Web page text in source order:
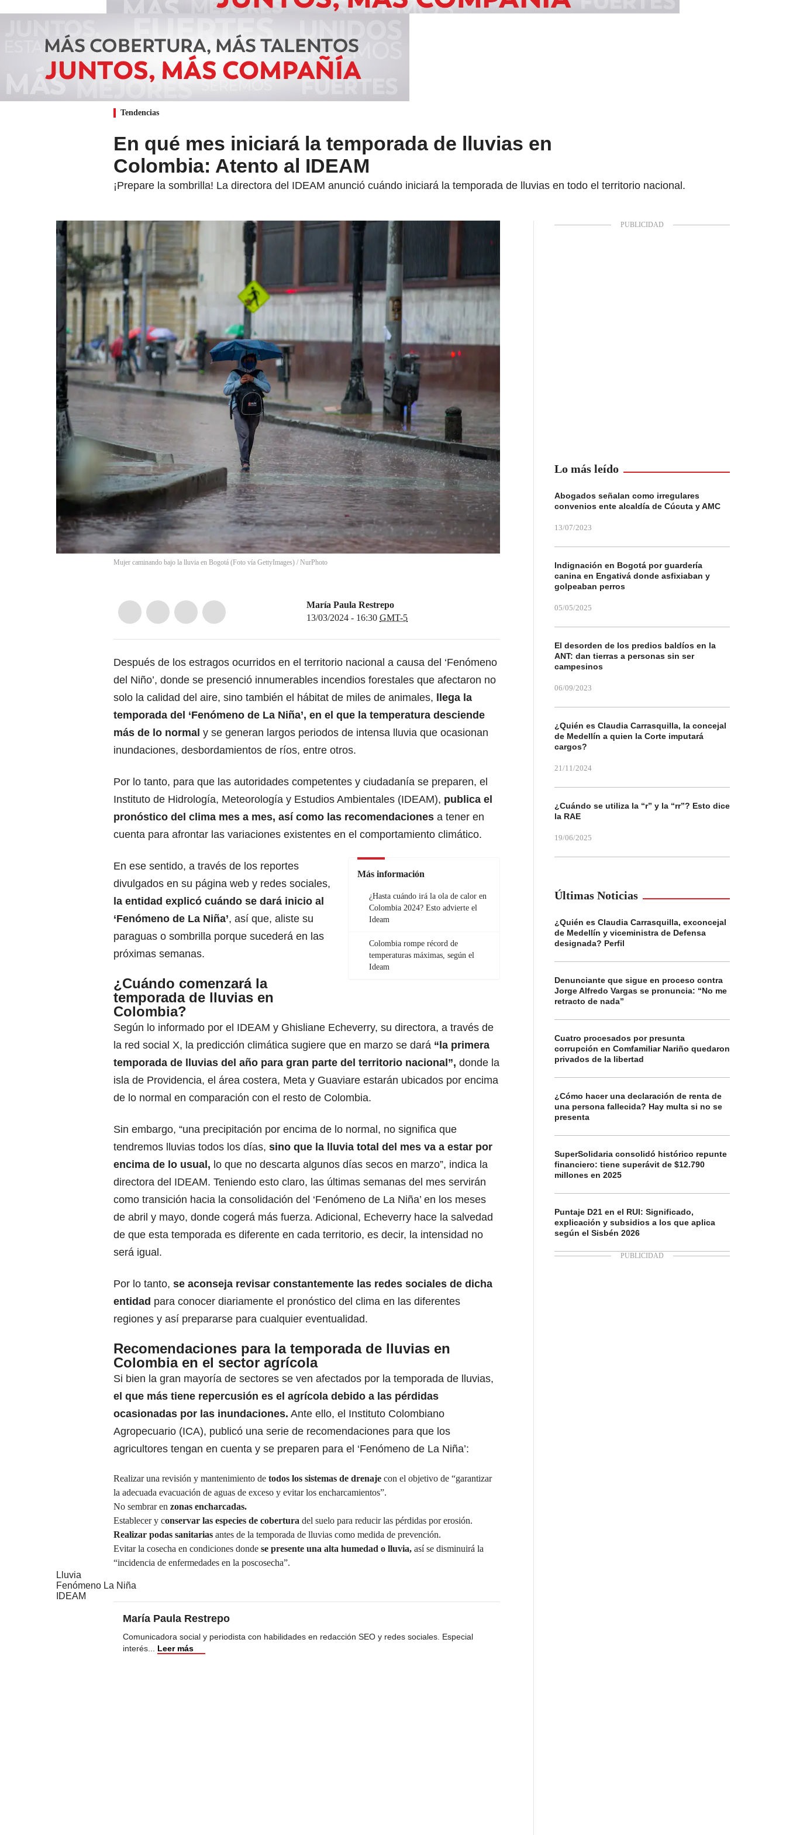
Tendencias
En qué mes iniciará la temporada de lluvias en
Colombia: Atento al IDEAM
¡Prepare la sombrilla! La directora del IDEAM anunció cuándo iniciará la temporada de lluvias en todo el territorio nacional.
Mujer caminando bajo la lluvia en Bogotá (Foto vía GettyImages) / NurPhoto
María Paula Restrepo
13/03/2024 - 16:30 GMT-5
Después de los estragos ocurridos en el territorio nacional a causa del ‘Fenómeno
del Niño’, donde se presenció innumerables incendios forestales que afectaron no
solo la calidad del aire, sino también el hábitat de miles de animales, llega la
temporada del ‘Fenómeno de La Niña’, en el que la temperatura desciende
más de lo normal y se generan largos periodos de intensa lluvia que ocasionan
inundaciones, desbordamientos de ríos, entre otros.
Por lo tanto, para que las autoridades competentes y ciudadanía se preparen, el
Instituto de Hidrología, Meteorología y Estudios Ambientales (IDEAM), publica el
pronóstico del clima mes a mes, así como las recomendaciones a tener en
cuenta para afrontar las variaciones existentes en el comportamiento climático.
Más información
¿Hasta cuándo irá la ola de calor en
Colombia 2024? Esto advierte el
Ideam
Colombia rompe récord de
temperaturas máximas, según el
Ideam
En ese sentido, a través de los reportes
divulgados en su página web y redes sociales,
la entidad explicó cuándo se dará inicio al
‘Fenómeno de La Niña’, así que, aliste su
paraguas o sombrilla porque sucederá en las
próximas semanas.
¿Cuándo comenzará la
temporada de lluvias en
Colombia?
Según lo informado por el IDEAM y Ghisliane Echeverry, su directora, a través de
la red social X, la predicción climática sugiere que en marzo se dará “la primera
temporada de lluvias del año para gran parte del territorio nacional”, donde la
isla de Providencia, el área costera, Meta y Guaviare estarán ubicados por encima
de lo normal en comparación con el resto de Colombia.
Sin embargo, “una precipitación por encima de lo normal, no significa que
tendremos lluvias todos los días, sino que la lluvia total del mes va a estar por
encima de lo usual, lo que no descarta algunos días secos en marzo”, indica la
directora del IDEAM. Teniendo esto claro, las últimas semanas del mes servirán
como transición hacia la consolidación del ‘Fenómeno de La Niña’ en los meses
de abril y mayo, donde cogerá más fuerza. Adicional, Echeverry hace la salvedad
de que esta temporada es diferente en cada territorio, es decir, la intensidad no
será igual.
Por lo tanto, se aconseja revisar constantemente las redes sociales de dicha
entidad para conocer diariamente el pronóstico del clima en las diferentes
regiones y así prepararse para cualquier eventualidad.
Recomendaciones para la temporada de lluvias en
Colombia en el sector agrícola
Si bien la gran mayoría de sectores se ven afectados por la temporada de lluvias,
el que más tiene repercusión es el agrícola debido a las pérdidas
ocasionadas por las inundaciones. Ante ello, el Instituto Colombiano
Agropecuario (ICA), publicó una serie de recomendaciones para que los
agricultores tengan en cuenta y se preparen para el ‘Fenómeno de La Niña’:
Realizar una revisión y mantenimiento de todos los sistemas de drenaje con el objetivo de “garantizar
la adecuada evacuación de aguas de exceso y evitar los encharcamientos”.
No sembrar en zonas encharcadas.
Establecer y conservar las especies de cobertura del suelo para reducir las pérdidas por erosión.
Realizar podas sanitarias antes de la temporada de lluvias como medida de prevención.
Evitar la cosecha en condiciones donde se presente una alta humedad o lluvia, así se disminuirá la
“incidencia de enfermedades en la poscosecha”.
Lluvia
Fenómeno La Niña
IDEAM
María Paula Restrepo
Comunicadora social y periodista con habilidades en redacción SEO y redes sociales. Especial
interés... Leer más
Lo más leído
Abogados señalan como irregulares
convenios ente alcaldía de Cúcuta y AMC
13/07/2023
Indignación en Bogotá por guardería
canina en Engativá donde asfixiaban y
golpeaban perros
05/05/2025
El desorden de los predios baldíos en la
ANT: dan tierras a personas sin ser
campesinos
06/09/2023
¿Quién es Claudia Carrasquilla, la concejal
de Medellín a quien la Corte imputará
cargos?
21/11/2024
¿Cuándo se utiliza la “r” y la “rr”? Esto dice
la RAE
19/06/2025
Últimas Noticias
¿Quién es Claudia Carrasquilla, exconcejal
de Medellín y viceministra de Defensa
designada? Perfil
Denunciante que sigue en proceso contra
Jorge Alfredo Vargas se pronuncia: “No me
retracto de nada”
Cuatro procesados por presunta
corrupción en Comfamiliar Nariño quedaron
privados de la libertad
¿Cómo hacer una declaración de renta de
una persona fallecida? Hay multa si no se
presenta
SuperSolidaria consolidó histórico repunte
financiero: tiene superávit de $12.790
millones en 2025
Puntaje D21 en el RUI: Significado,
explicación y subsidios a los que aplica
según el Sisbén 2026